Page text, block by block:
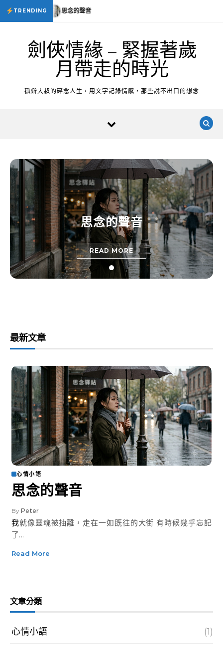
Skip to content
TRENDING 思念的聲音
劍俠情緣 – 緊握著歲
月帶走的時光
孤僻大叔的碎念人生，用文字記錄情感，那些說不出口的想念
思念的聲音
READ MORE
最新文章
心情小語
思念的聲音
By Peter
我就像靈魂被抽離，走在一如既往的大街 有時候幾乎忘記
了...
Read More
文章分類
心情小語 (1)